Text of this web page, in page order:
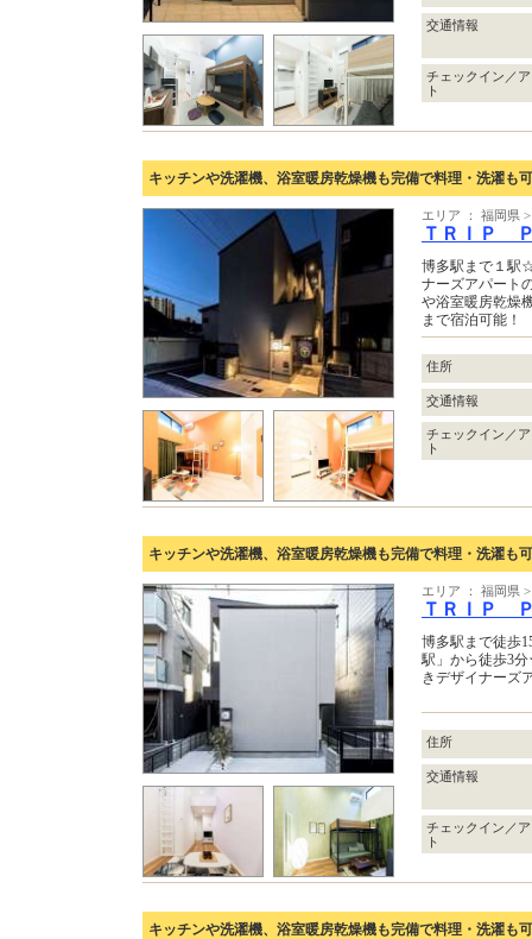
交通情報
チェックイン／
ト
キッチンや洗濯機、浴室暖房乾燥機も完備で料理・洗濯も
エリア ： 福岡県
ＴＲＩＰ
博多駅まで１駅
ナーズアパート
や浴室暖房乾燥
まで宿泊可能！
住所
交通情報
チェックイン／
ト
キッチンや洗濯機、浴室暖房乾燥機も完備で料理・洗濯も
エリア ： 福岡県
ＴＲＩＰ
博多駅まで徒歩
駅」から徒歩3
きデザイナーズ
住所
交通情報
チェックイン／
ト
キッチンや洗濯機、浴室暖房乾燥機も完備で料理・洗濯も